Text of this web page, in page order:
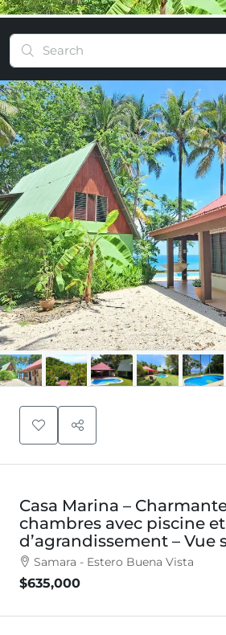
Casa Marina –
chambres avec piscine
d’agrandissement – Vue
Samara - Estero Buena Vista
$635,000